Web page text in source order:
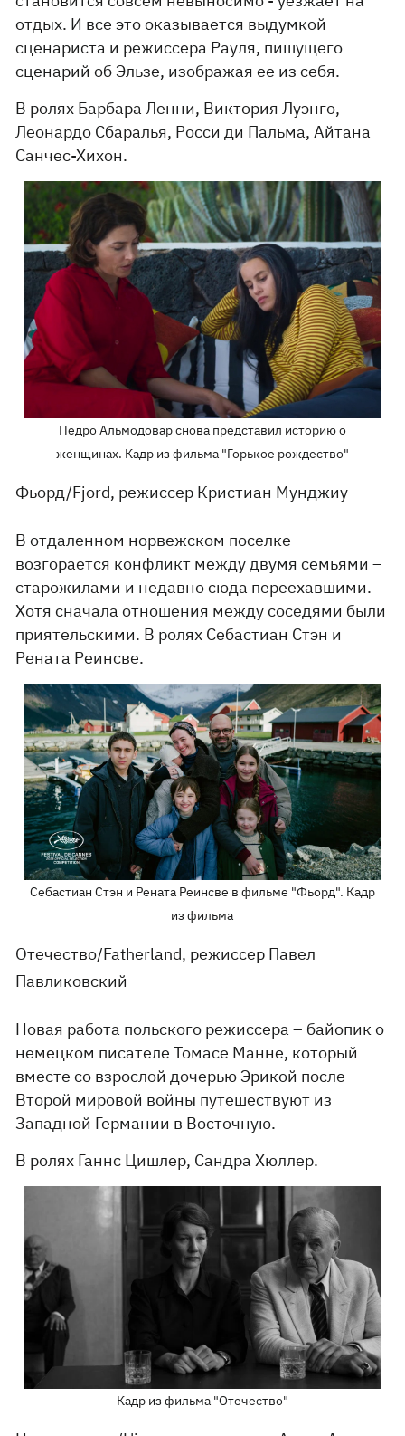
отдых. И все это оказывается выдумкой
сценариста и режиссера Рауля, пишущего
сценарий об Эльзе, изображая ее из себя.
В ролях Барбара Ленни, Виктория Луэнго,
Леонардо Сбаралья, Росси ди Пальма, Айтана
Санчес-Хихон.
Педро Альмодовар снова представил историю о
женщинах. Кадр из фильма "Горькое рождество"
Фьорд/Fjord, режиссер Кристиан Мунджиу
В отдаленном норвежском поселке
возгорается конфликт между двумя семьями –
старожилами и недавно сюда переехавшими.
Хотя сначала отношения между соседями были
приятельскими. В ролях Себастиан Стэн и
Рената Реинсве.
Себастиан Стэн и Рената Реинсве в фильме "Фьорд". Кадр
из фильма
Отечество/Fatherland, режиссер Павел
Павликовский
Новая работа польского режиссера – байопик о
немецком писателе Томасе Манне, который
вместе со взрослой дочерью Эрикой после
Второй мировой войны путешествуют из
Западной Германии в Восточную.
В ролях Ганнс Цишлер, Сандра Хюллер.
Кадр из фильма "Отечество"